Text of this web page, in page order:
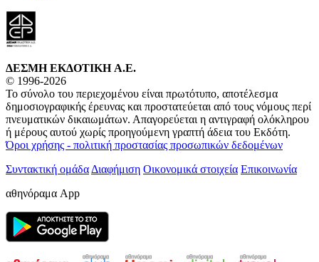
ΔΕΣΜΗ ΕΚΔΟΤΙΚΗ A.E.
© 1996-2026
Το σύνολο του περιεχομένου είναι πρωτότυπο, αποτέλεσμα
δημοσιογραφικής έρευνας και προστατεύεται από τους νόμους περί
πνευματικών δικαιωμάτων. Απαγορεύεται η αντιγραφή ολόκληρου
ή μέρους αυτού χωρίς προηγούμενη γραπτή άδεια του Εκδότη.
Όροι χρήσης - πολιτική προστασίας προσωπικών δεδομένων
Συντακτική ομάδα Διαφήμιση Οικονομικά στοιχεία Επικοινωνία
αθηνόραμα App